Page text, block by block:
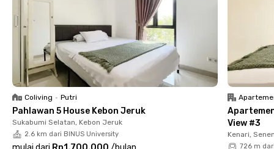
Universitas Budi Luhur, dan 16 menit ke Pondok Indah Mall 3.
Semua kebutuhan harian dan hiburan bisa dijangkau dengan
cepat. Booking sekarang!
Coliving • Putri
Pahlawan 5 House Kebon Jeruk
Sukabumi Selatan, Kebon Jeruk
2.6 km dari BINUS University
View #3
Kenari,
726 m